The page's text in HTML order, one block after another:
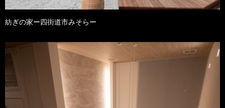
紡ぎの家ー四街道市みそらー